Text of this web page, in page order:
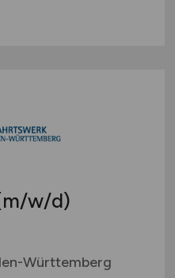
w/d)
Württemberg